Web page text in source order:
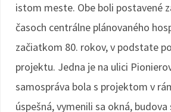
istom meste. Obe boli postavené
časoch centrálne plánovaného
začiatkom 80. rokov, v podstate
projektu. Jedna je na ulici
samospráva bola s projektom v
úspešná, vymenili sa okná,